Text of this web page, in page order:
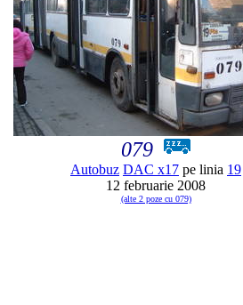
079
Autobuz DAC x17 pe linia 19
12 februarie 2008
(alte 2 poze cu 079)